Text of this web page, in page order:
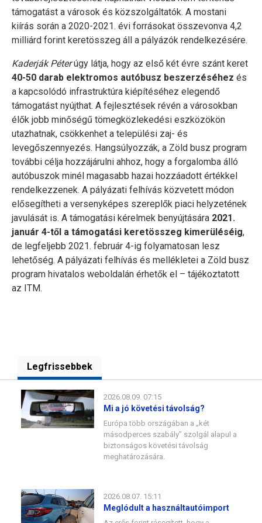
támogatást a városok és közszolgáltatók. A mostani
kiírás során a 2020-2021. évi forrásokat összevonva 4,2
milliárd forint keretösszeg áll a pályázók rendelkezésére.
Kaderják Péterúgy látja, hogy az első két évre szánt keret
40-50 darab elektromos autóbusz beszerzéséhez és
a kapcsolódó infrastruktúra kiépítéséhez elegendő
támogatást nyújthat. A fejlesztések révén a városokban
élők jobb minőségű tömegközlekedési eszközökön
utazhatnak, csökkenhet a települési zaj- és
levegőszennyezés. Hangsúlyozzák, a Zöld busz program
további célja hozzájárulni ahhoz, hogy a forgalomba álló
autóbuszok minél magasabb hazai hozzáadott értékkel
rendelkezzenek. A pályázati felhívás közvetett módon
elősegítheti a versenyképes szereplők piaci helyzetének
javulását is. A támogatási kérelmek benyújtására 2021.
január 4-től a támogatási keretösszeg kimerüléséig,
de legfeljebb 2021. február 4-ig folyamatosan lesz
lehetőség. A pályázati felhívás és mellékletei a Zöld busz
program hivatalos weboldalán érhetők el – tájékoztatott
az ITM.
Legfrissebbek
2026.08.09. 07:15
Mi a jó követési távolság?
Európa több országában a „két
másodperces szabály” szolgál alapul a
biztonságos követési távolság
meghatározására.
2026.08.07. 15:11
Meglódult a használtautóimport